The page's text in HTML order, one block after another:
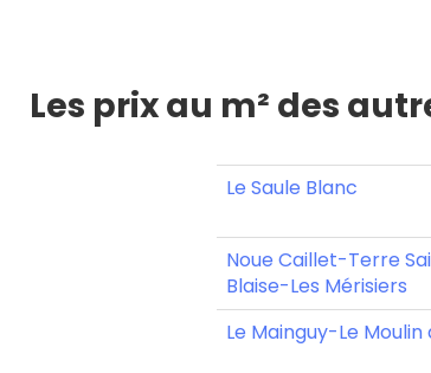
Les prix au m² des
Le Saule Blanc
Noue Caillet-Terre
Blaise-Les Mérisiers
Le Mainguy-Le Moulin